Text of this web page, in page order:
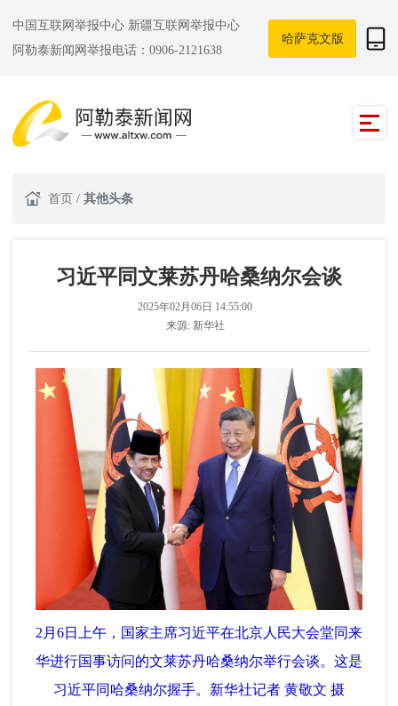
中国互联网举报中心 新疆互联网举报中心
阿勒泰新闻网举报电话：0906-2121638
哈萨克文版
首页 / 其他头条
习近平同文莱苏丹哈桑纳尔会谈
2025年02月06日 14:55:00
来源: 新华社
2月6日上午，国家主席习近平在北京人民大会堂同来
华进行国事访问的文莱苏丹哈桑纳尔举行会谈。这是
习近平同哈桑纳尔握手。新华社记者 黄敬文 摄